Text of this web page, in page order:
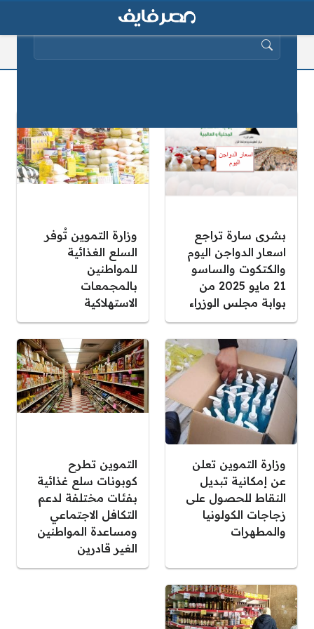
بشرى سارة تراجع
اسعار الدواجن اليوم
والكتكوت والساسو
21 مايو 2025 من
بوابة مجلس الوزراء
وزارة التموين تُوفر
السلع الغذائية
للمواطنين
بالمجمعات
الاستهلاكية
وزارة التموين تعلن
عن إمكانية تبديل
النقاط للحصول على
زجاجات الكولونيا
والمطهرات
التموين تطرح
كوبونات سلع غذائية
بفئات مختلفة لدعم
التكافل الاجتماعي
ومساعدة المواطنين
الغير قادرين
البحث عن: